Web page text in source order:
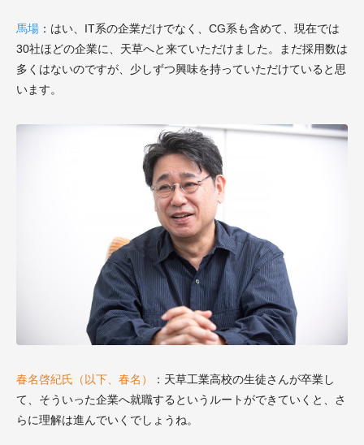
馬場 ：はい、IT系の企業だけでなく、CG系も含めて、現在では
30社ほどの企業に、天草へと来ていただけました。まだ採用数は
多くはないのですが、少しずつ興味を持っていただけていると思
います。
春名啓紀氏（以下、春名）
：天草工業高校の生徒さんが卒業し
て、そういった企業へ就職するというルートができていくと、さ
らに理解は進んでいくでしょうね。